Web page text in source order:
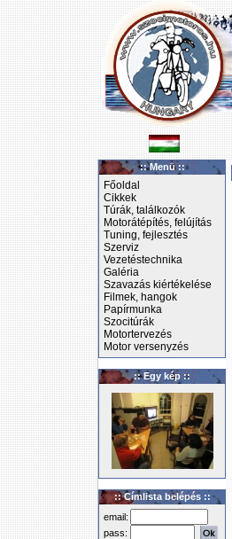
:: Menü ::
Főoldal
Cikkek
Túrák, találkozók
Motorátépítés, felújítás
Tuning, fejlesztés
Szerviz
Vezetéstechnika
Galéria
Szavazás kiértékelése
Filmek, hangok
Papírmunka
Szocitúrák
Motortervezés
Motor versenyzés
:: Egy kép ::
:: Címlista belépés ::
email:
pass: